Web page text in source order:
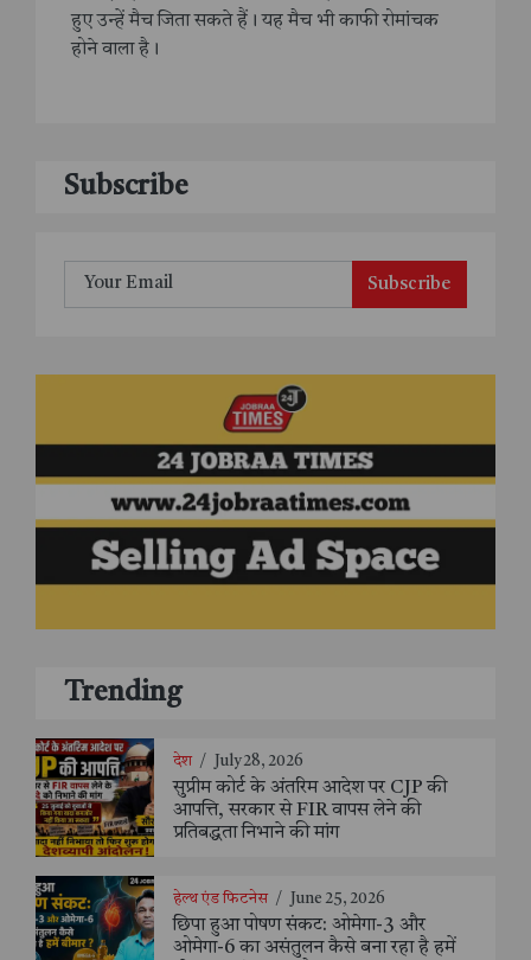
हुए उन्हें मैच जिता सकते हैं। यह मैच भी काफी रोमांचक
होने वाला है।
Subscribe
Subscribe
Trending
देश / July 28, 2026
सुप्रीम कोर्ट के अंतरिम आदेश पर CJP की
आपत्ति, सरकार से FIR वापस लेने की
प्रतिबद्धता निभाने की मांग
हेल्थ एंड फिटनेस / June 25, 2026
छिपा हुआ पोषण संकट: ओमेगा-3 और
ओमेगा-6 का असंतुलन कैसे बना रहा है हमें